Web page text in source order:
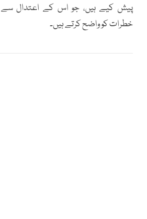
پیش کیے ہیں، جو اس کے اعتدال سے
خطرات کو واضح کرتے ہیں۔